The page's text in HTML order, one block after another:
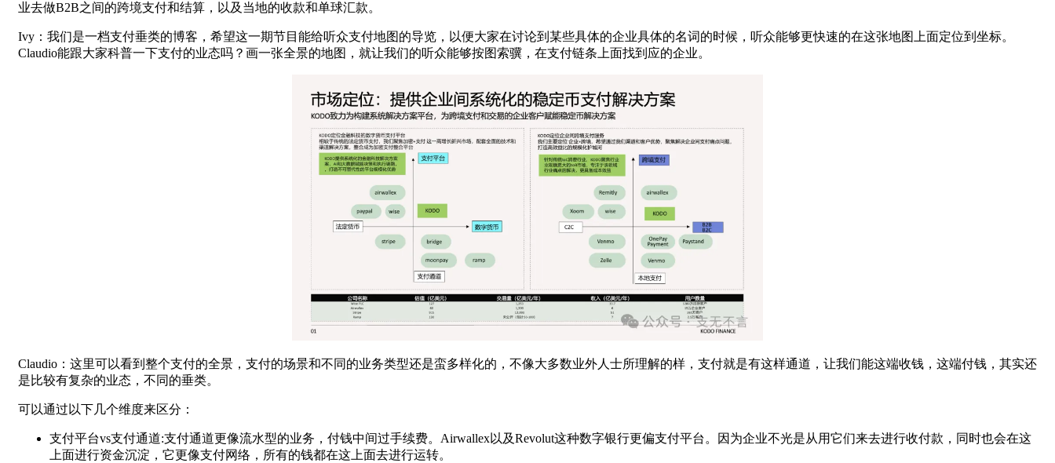
业去做B2B之间的跨境支付和结算，以及当地的收款和单球汇款。
Ivy：我们是一档支付垂类的博客，希望这一期节目能给听众支付地图的导览，以便大家在讨论到某些具体的企业具体的名词的时候，听众能够更快速的在这张地图上面定位到坐标。
Claudio能跟大家科普一下支付的业态吗？画一张全景的地图，就让我们的听众能够按图索骥，在支付链条上面找到应的企业。
Claudio：这里可以看到整个支付的全景，支付的场景和不同的业务类型还是蛮多样化的，不像大多数业外人士所理解的样，支付就是有这样通道，让我们能这端收钱，这端付钱，其实还
是比较有复杂的业态，不同的垂类。
可以通过以下几个维度来区分：
支付平台vs支付通道:支付通道更像流水型的业务，付钱中间过手续费。Airwallex以及Revolut这种数字银行更偏支付平台。因为企业不光是从用它们来去进行收付款，同时也会在这
上面进行资金沉淀，它更像支付网络，所有的钱都在这上面去进行运转。